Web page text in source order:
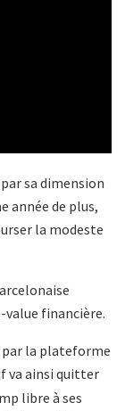
sa dimension
année de plus,
la modeste
financière.
par la plateforme
va ainsi quitter
libre à ses